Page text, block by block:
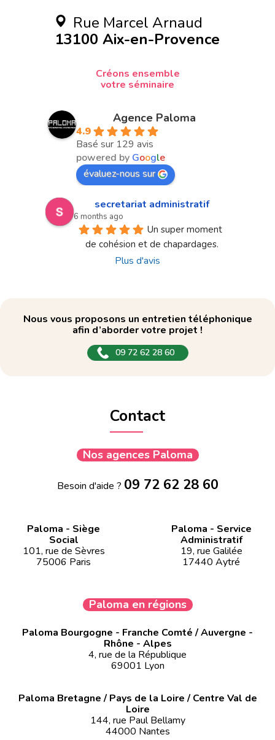
Rue Marcel Arnaud
13100 Aix-en-Provence
Créons ensemble
votre séminaire
Agence Paloma
4.9
Basé sur 129 avis
powered by Google
évaluez-nous sur
secretariat administratif
6 months ago
Un super moment
de cohésion et de chapardages.
Plus d'avis
Nous vous proposons un entretien téléphonique
afin d’aborder votre projet !
09 72 62 28 60
Contact
Nos agences Paloma
Besoin d'aide ? 09 72 62 28 60
Paloma - Siège
Social
101, rue de Sèvres
75006 Paris
Paloma - Service
Administratif
19, rue Galilée
17440 Aytré
Paloma en régions
Paloma Bourgogne - Franche Comté / Auvergne -
Rhône - Alpes
4, rue de la République
69001 Lyon
Paloma Bretagne / Pays de la Loire / Centre Val de
Loire
144, rue Paul Bellamy
44000 Nantes